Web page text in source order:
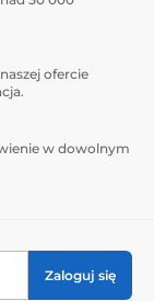
ofercie
w dowolnym
Zaloguj się